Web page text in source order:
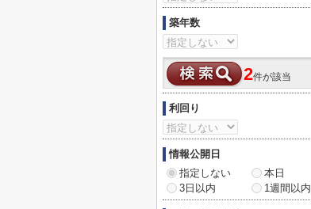
築年数
2件が該当
利回り
情報公開日
指定しない
本日
3日以内
1週間以内